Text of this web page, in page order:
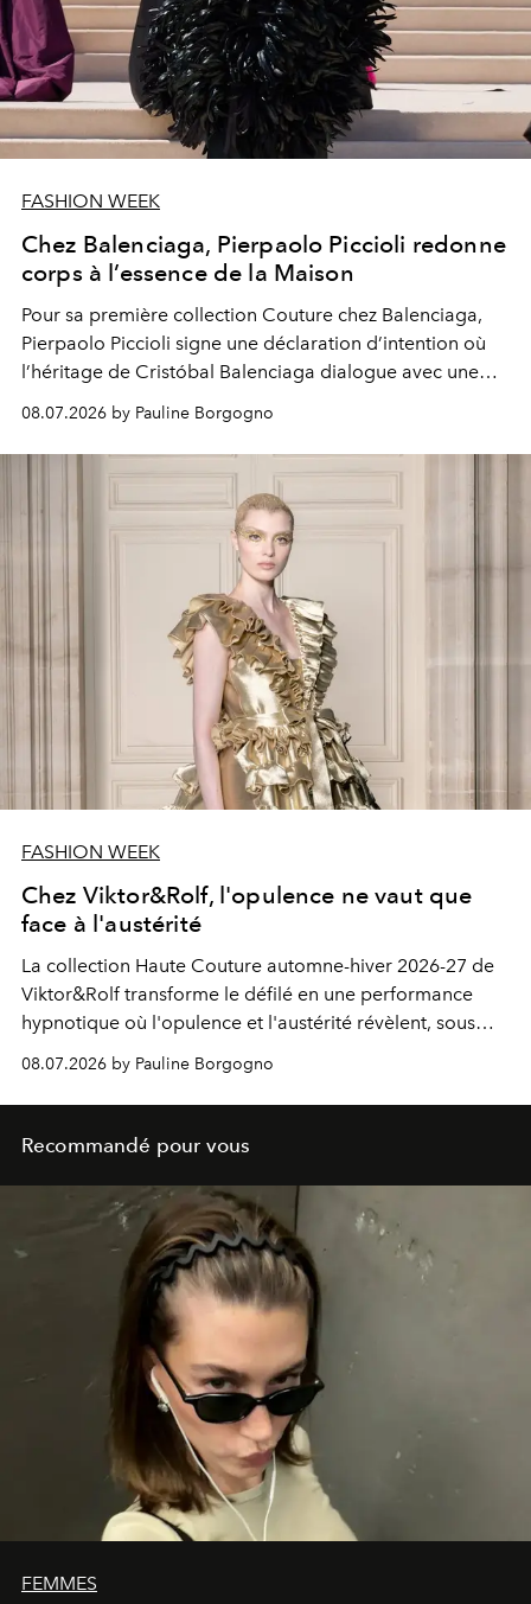
FASHION WEEK
Chez Balenciaga, Pierpaolo Piccioli redonne
corps à l’essence de la Maison
Pour sa première collection Couture chez Balenciaga,
Pierpaolo Piccioli signe une déclaration d’intention où
l’héritage de Cristóbal Balenciaga dialogue avec une
vision profondément contemporaine de la création.
08.07.2026 by Pauline Borgogno
FASHION WEEK
Chez Viktor&Rolf, l'opulence ne vaut que
face à l'austérité
La collection Haute Couture automne-hiver 2026-27 de
Viktor&Rolf transforme le défilé en une performance
hypnotique où l'opulence et l'austérité révèlent, sous
des apparences opposées, une même humanité.
08.07.2026 by Pauline Borgogno
Recommandé pour vous
FEMMES